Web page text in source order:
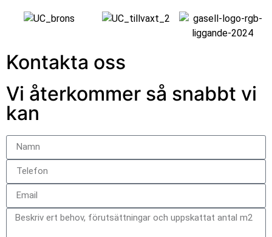
Kontakta oss
Vi återkommer så snabbt vi
kan